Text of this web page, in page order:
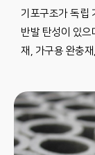
기포구조가 독립
반발 탄성이 있으
재, 가구용 완충